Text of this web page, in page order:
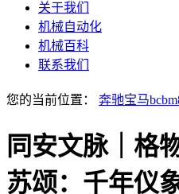
关于我们
机械自动化
机械百科
联系我们
您的当前位置： 奔驰宝马
同安文脉｜格
苏颂：千年仪